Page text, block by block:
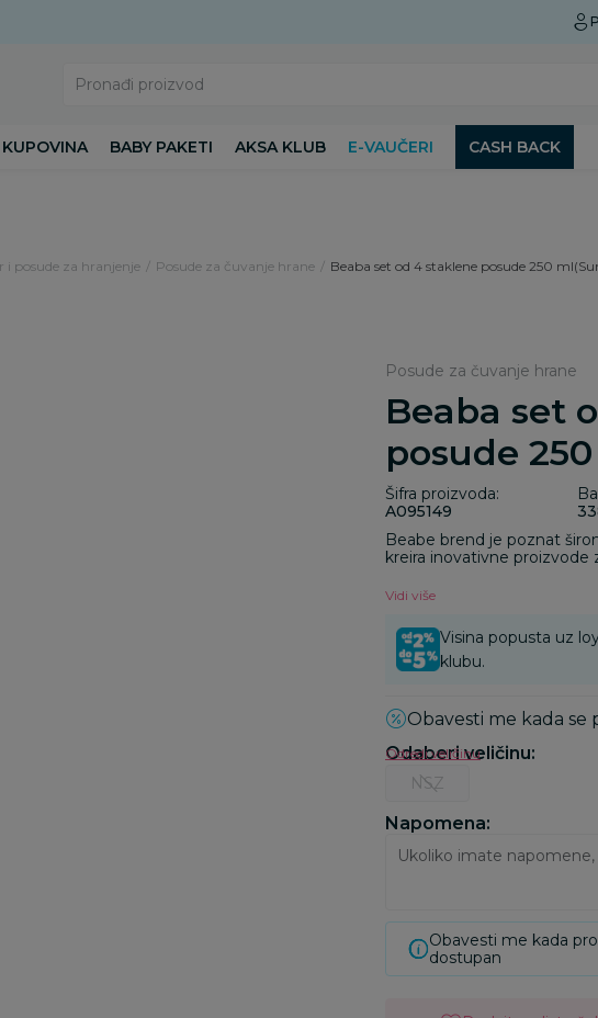
Pronađi proizvod
KUPOVINA BABY PAKETI AKSA KLUB E-VAUČERI CASH BACK
i posude za hranjenje Posude za čuvanje hrane Beaba set od 4 staklene posude 250
Posude za čuvanje hrane
Beaba set
posude
Šifra proizvoda:
A095149
Beabe brend je poznat
kreira inovativne proizvode
obezbeđujući da
prepoznaju po svom
razvijeni u Francuskoj od
Vidi više
Visina popusta uz
klubu.
Obavesti me kada se
Odaberi veličinu:
Odredi veličinu
NSZ
Napomena:
Obavesti me kada
dostupan